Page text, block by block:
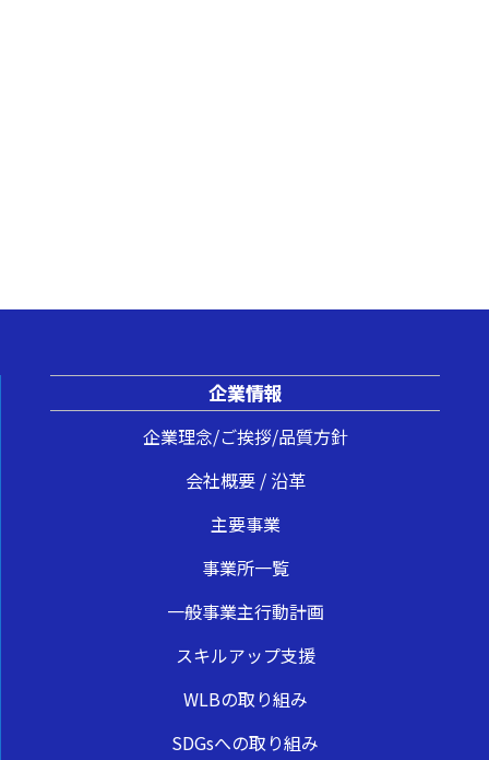
企業情報
企業理念/ご挨拶/品質方針
会社概要 / 沿革
主要事業
事業所一覧
一般事業主行動計画
スキルアップ支援
WLBの取り組み
SDGsへの取り組み